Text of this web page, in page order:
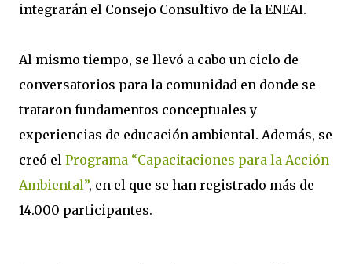
integrarán el Consejo Consultivo de la ENEAI.
Al mismo tiempo, se llevó a cabo un ciclo de
conversatorios para la comunidad en donde se
trataron fundamentos conceptuales y
experiencias de educación ambiental. Además, se
creó el Programa “Capacitaciones para la Acción
Ambiental”, en el que se han registrado más de
14.000 participantes.